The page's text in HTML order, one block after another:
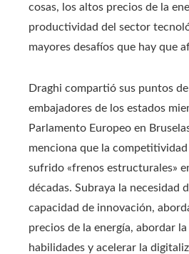
cosas, los altos precios de la
productividad del sector
mayores desafíos que hay que
Draghi compartió sus puntos
embajadores de los estados
Parlamento Europeo en
menciona que la competitividad
sufrido «frenos estructurales»
décadas. Subraya la necesidad
capacidad de innovación,
precios de la energía, abordar la
habilidades y acelerar la